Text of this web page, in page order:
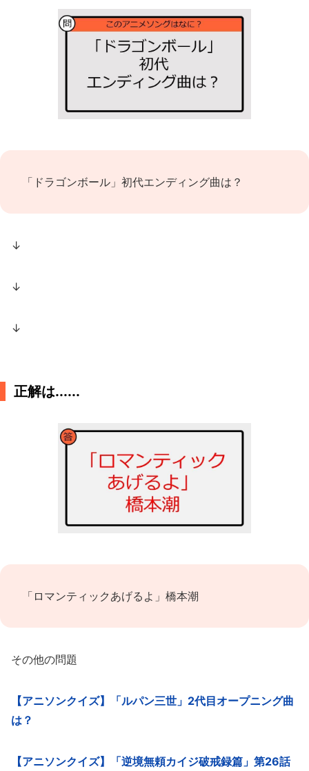
「ドラゴンボール」初代エンディング曲は？
↓
↓
↓
正解は......
「ロマンティックあげるよ」橋本潮
その他の問題
【アニソンクイズ】「ルパン三世」2代目オープニング曲
は？
【アニソンクイズ】「逆境無頼カイジ破戒録篇」第26話